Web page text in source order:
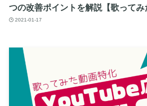
つの改善ポイントを解説【歌ってみ
2021-01-17